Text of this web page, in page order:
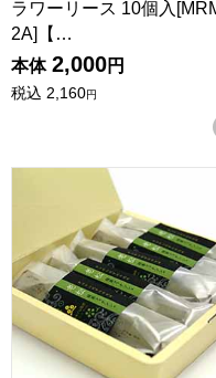
ラワーリース 10個入
2A]【…
本体 2,000円
税込 2,160円
京都宇治 茶游堂 抹茶フ